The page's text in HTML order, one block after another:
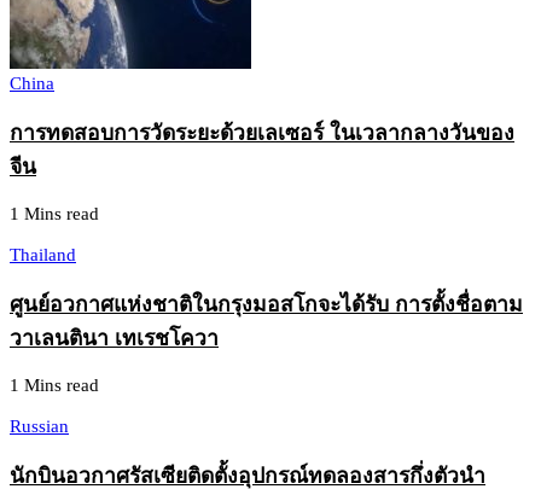
China
การทดสอบการวัดระยะด้วยเลเซอร์ ในเวลากลางวันของ
จีน
1 Mins read
Thailand
ศูนย์อวกาศแห่งชาติในกรุงมอสโกจะได้รับ การตั้งชื่อตาม
วาเลนตินา เทเรชโควา
1 Mins read
Russian
นักบินอวกาศรัสเซียติดตั้งอุปกรณ์ทดลองสารกึ่งตัวนำ